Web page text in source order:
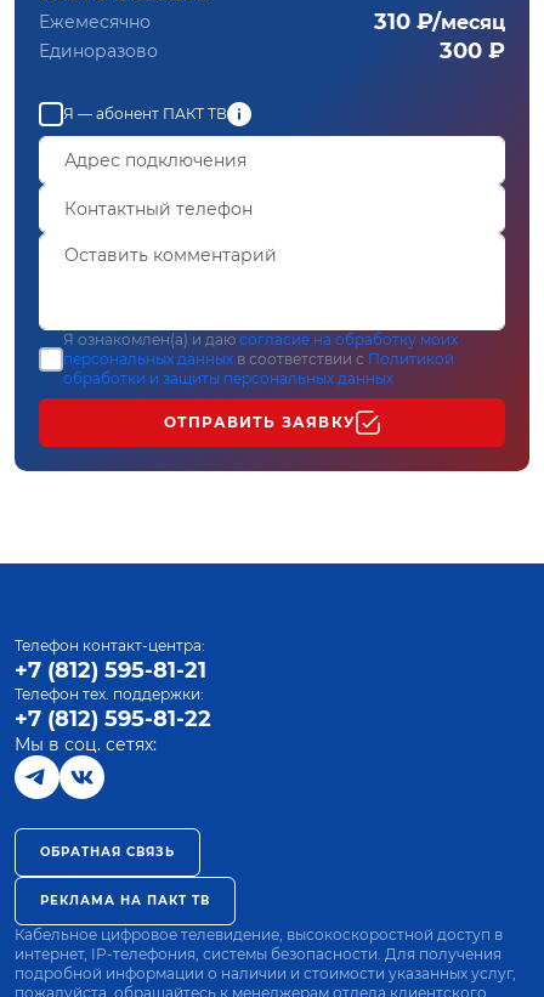
Ежемесячно 310 ₽/месяц
Единоразово 300 ₽
Я — абонент ПАКТ ТВ
Я ознакомлен(а) и даю согласие на обработку моих
персональных данных в соответствии с Политикой
обработки и защиты персональных данных
ОТПРАВИТЬ ЗАЯВКУ
Телефон контакт-центра:
+7 (812) 595-81-21
Телефон тех. поддержки:
+7 (812) 595-81-22
Мы в соц. сетях:
ОБРАТНАЯ СВЯЗЬ
РЕКЛАМА НА ПАКТ ТВ
Кабельное цифровое телевидение, высокоскоростной доступ в
интернет, IP-телефония, системы безопасности. Для получения
подробной информации о наличии и стоимости указанных услуг,
пожалуйста, обращайтесь к менеджерам отдела клиентского